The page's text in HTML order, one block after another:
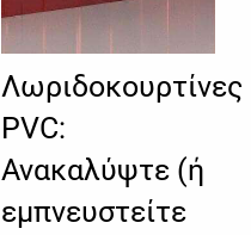
Λωριδοκουρτίνες
PVC:
Ανακαλύψτε (ή
εμπνευστείτε